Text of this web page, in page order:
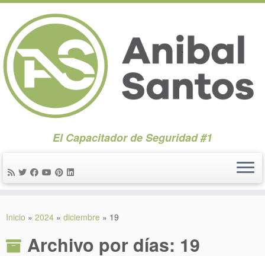
El Capacitador de Seguridad #1
Inicio » 2024 » diciembre » 19
Archivo por días: 19